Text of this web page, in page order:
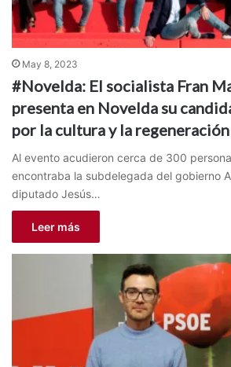
May 8, 2023
#Novelda: El socialista Fran
presenta en Novelda su
por la cultura y la
Al evento acudieron cerca de 300
encontraba la subdelegada del gobierno
diputado Jesús…
Leer más